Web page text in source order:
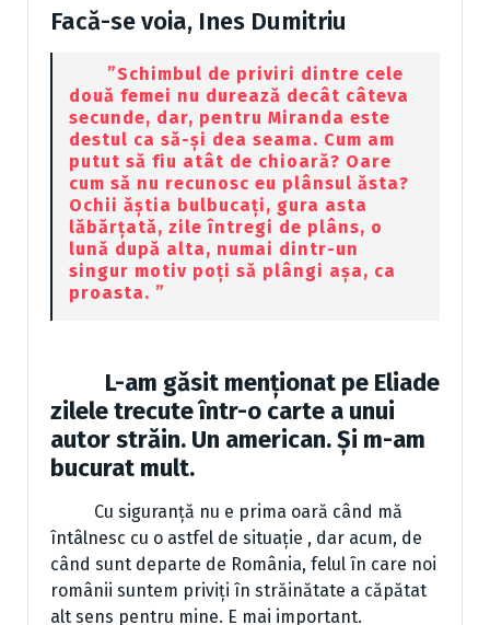
Facă-se voia, Ines Dumitriu
”Schimbul de priviri dintre cele
două femei nu durează decât câteva
secunde, dar, pentru Miranda este
destul ca să-și dea seama. Cum am
putut să fiu atât de chioară? Oare
cum să nu recunosc eu plânsul ăsta?
Ochii ăștia bulbucați, gura asta
lăbărțată, zile întregi de plâns, o
lună după alta, numai dintr-un
singur motiv poți să plângi așa, ca
proasta. ”
L-am găsit menționat pe Eliade
zilele trecute într-o carte a unui
autor străin. Un american. Și m-am
bucurat mult.
Cu siguranță nu e prima oară când mă
întâlnesc cu o astfel de situație , dar acum, de
când sunt departe de România, felul în care noi
românii suntem priviți în străinătate a căpătat
alt sens pentru mine. E mai important.